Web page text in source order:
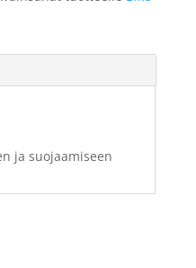
ja suojaamiseen